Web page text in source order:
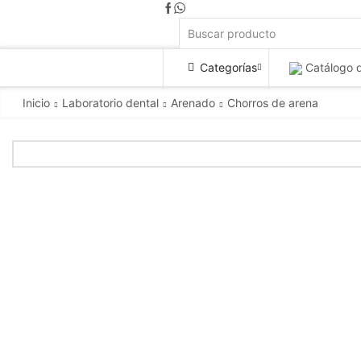
Categorías Catálogo
Inicio Laboratorio dental Arenado Chorros de arena